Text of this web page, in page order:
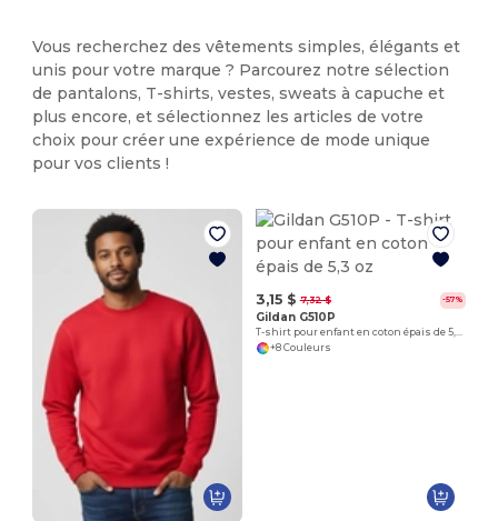
Vous recherchez des vêtements simples, élégants et
unis pour votre marque ? Parcourez notre sélection
de pantalons, T-shirts, vestes, sweats à capuche et
plus encore, et sélectionnez les articles de votre
choix pour créer une expérience de mode unique
pour vos clients !
3,15 $ 7,32 $ -57%
Gildan G510P
+8 Couleurs